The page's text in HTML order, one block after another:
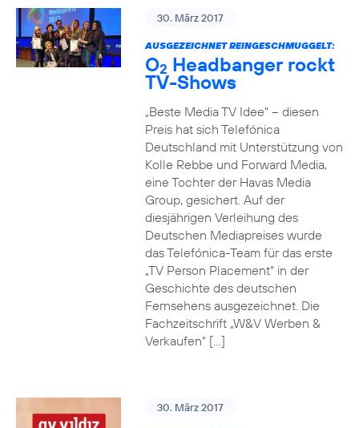
30. März 2017
AUSGEZEICHNET REINGESCHMUGGELT:
O2 Headbanger rockt
TV-Shows
„Beste Media TV Idee“ – diesen
Preis hat sich Telefónica
Deutschland mit Unterstützung von
Kolle Rebbe und Forward Media,
eine Tochter der Havas Media
Group, gesichert. Auf der
diesjährigen Verleihung des
Deutschen Mediapreises wurde
das Telefónica-Team für das erste
„TV Person Placement“ in der
Geschichte des deutschen
Fernsehens ausgezeichnet. Die
Fachzeitschrift „W&V Werben &
Verkaufen“ […]
30. März 2017